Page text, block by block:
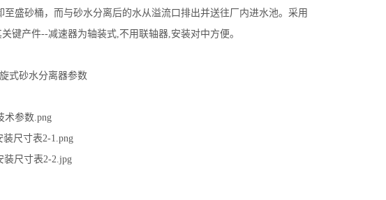
盛砂桶，而与砂水分离后的水从溢流口排出并送往厂内进水池。采用
键产件--减速器为轴装式,不用联轴器,安装对中方便。